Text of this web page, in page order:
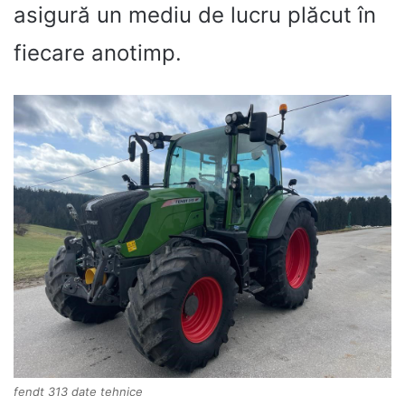
asigură un mediu de lucru plăcut în
fiecare anotimp.
fendt 313 date tehnice